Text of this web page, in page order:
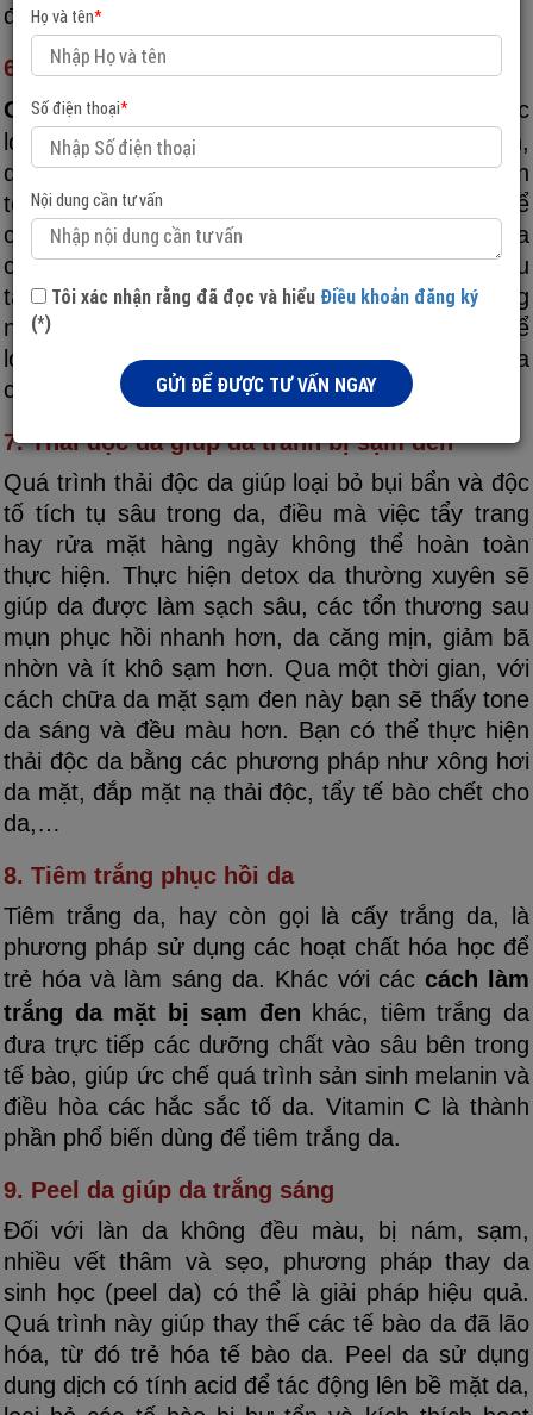
để đạt được hiệu quả tốt nhất.
6. Làm mặt nạ tự nhiên tốt cho da
Cách làm trắng da mặt bị sạm đen
bằng các
loại mặt nạ thiên nhiên là phương pháp đơn giản,
dễ thực hiện. Nguyên liệu thiên nhiên thường an
toàn và lành tính, ít gây kích ứng. Bạn có thể
chọn lựa bất cứ nguyên liệu nào phù hợp với da
của mình như cà chua, nha đam, sữa chua, dâu
tây, yến mạch,… Một số thành phần không
những có tác dụng dưỡng trắng mà còn có thể
loại bỏ tế bào chết, cấp ẩm, hỗ trợ chống lão hóa
cho da.
7. Thải độc da giúp da tránh bị sạm đen
Quá trình thải độc da giúp loại bỏ bụi bẩn và độc
tố tích tụ sâu trong da, điều mà việc tẩy trang
hay rửa mặt hàng ngày không thể hoàn toàn
thực hiện. Thực hiện detox da thường xuyên sẽ
giúp da được làm sạch sâu, các tổn thương sau
mụn phục hồi nhanh hơn, da căng mịn, giảm bã
nhờn và ít khô sạm hơn. Qua một thời gian, với
cách chữa da mặt sạm đen này bạn sẽ thấy tone
da sáng và đều màu hơn. Bạn có thể thực hiện
thải độc da bằng các phương pháp như xông hơi
da mặt, đắp mặt nạ thải độc, tẩy tế bào chết cho
da,…
8. Tiêm trắng phục hồi da
Tiêm trắng da, hay còn gọi là cấy trắng da, là
phương pháp sử dụng các hoạt chất hóa học để
trẻ hóa và làm sáng da. Khác với cáccách làm
trắng da mặt bị sạm đen khác, tiêm trắng da
đưa trực tiếp các dưỡng chất vào sâu bên trong
tế bào, giúp ức chế quá trình sản sinh melanin và
điều hòa các hắc sắc tố da. Vitamin C là thành
phần phổ biến dùng để tiêm trắng da.
9. Peel da giúp da trắng sáng
Đối với làn da không đều màu, bị nám, sạm,
nhiều vết thâm và sẹo, phương pháp thay da
sinh học (peel da) có thể là giải pháp hiệu quả.
Quá trình này giúp thay thế các tế bào da đã lão
hóa, từ đó trẻ hóa tế bào da. Peel da sử dụng
dung dịch có tính acid để tác động lên bề mặt da,
Họ và tên*
Số điện thoại*
Nội dung cần tư vấn
Tôi xác nhận rằng đã đọc và hiểu Điều khoản đăng ký
(*)
GỬI ĐỂ ĐƯỢC TƯ VẤN NGAY